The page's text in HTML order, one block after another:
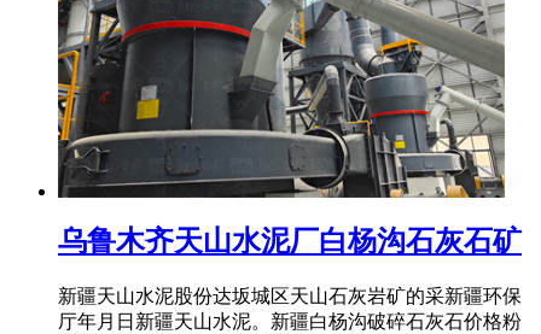
乌鲁木齐天山水泥厂白杨沟石灰石矿
新疆天山水泥股份达坂城区天山石灰岩矿的采新疆环保
厅年月日新疆天山水泥。新疆白杨沟破碎石灰石价格粉